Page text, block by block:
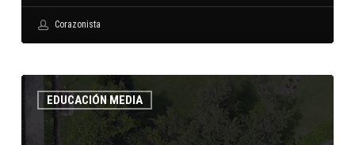
Corazonista
EDUCACIÓN MEDIA